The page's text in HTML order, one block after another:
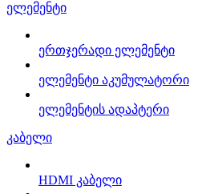
ელემენტი
ერთჯერადი ელემენტი
ელემენტი აკუმულატორი
ელემენტის ადაპტერი
კაბელი
HDMI კაბელი